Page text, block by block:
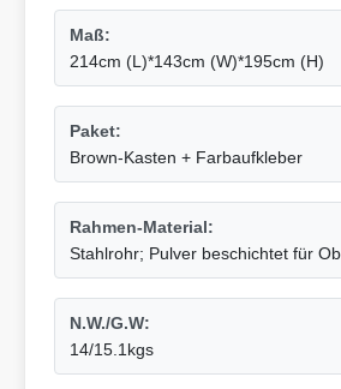
Maß:
214cm (L)*143cm (W)*195cm (H)
Paket:
Brown-Kasten + Farbaufkleber
Rahmen-Material:
Stahlrohr; Pulver beschichtet für
N.W./G.W:
14/15.1kgs